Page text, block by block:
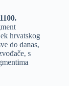
hrvatskog
do danas,
s